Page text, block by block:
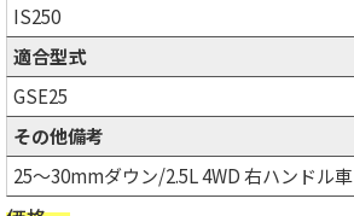
IS250
適合型式
GSE25
その他備考
25～30mmダウン/2.5L 4WD 右ハンドル車